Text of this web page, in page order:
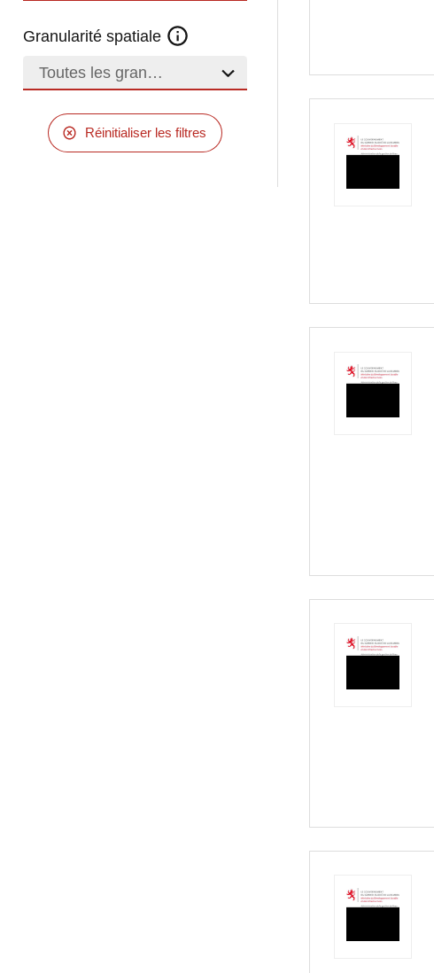
Granularité spatiale
Toutes les granularités
Réinitialiser les filtres